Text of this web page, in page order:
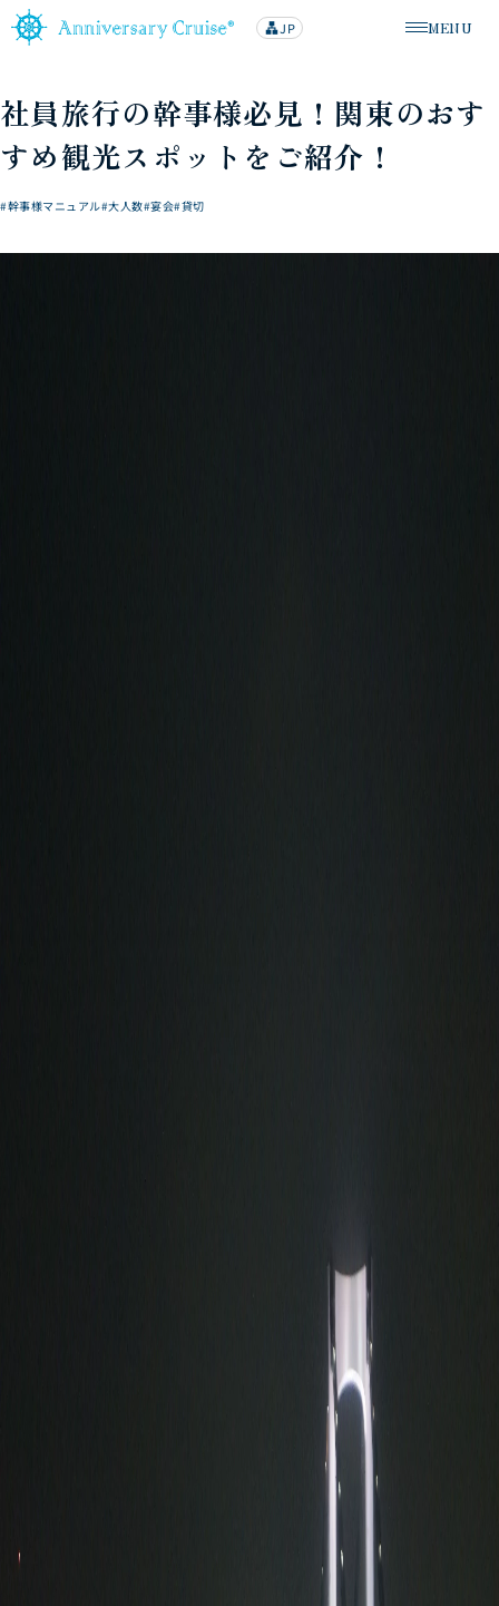
メニューを
MENU
lan
g
e
JP
社員旅行の幹事様必見！関東のおす
すめ観光スポットをご紹介！
#幹事様マニュアル#大人数#宴会#貸切